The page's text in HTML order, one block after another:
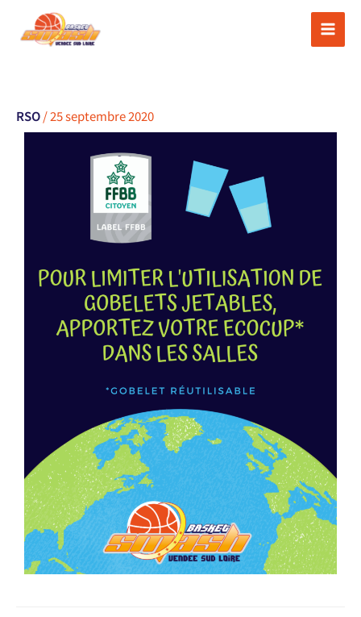
RSO/25 septembre 2020